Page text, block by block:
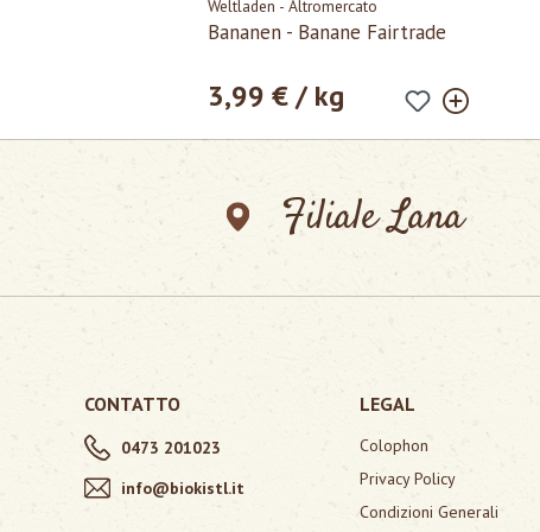
Weltladen - Altromercato
Bananen - Banane Fairtrade
Prezzo normale:
3,99 € / kg
Filiale Lana
CONTATTO
0473 201023
info@biokistl.it
LEGAL
Colophon
Privacy Policy
Condizioni Generali